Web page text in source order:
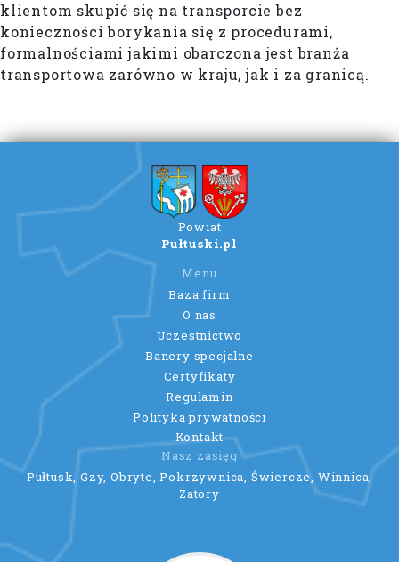
klientom skupić się na transporcie bez
konieczności borykania się z procedurami,
formalnościami jakimi obarczona jest branża
transportowa zarówno w kraju, jak i za granicą.
Powiat
Pułtuski.pl
Menu
Baza firm
O nas
Uczestnictwo
Banery specjalne
Certyfikaty
Regulamin
Polityka prywatności
Kontakt
Nasz zasięg
Pułtusk, Gzy, Obryte, Pokrzywnica, Świercze, Winnica,
Zatory